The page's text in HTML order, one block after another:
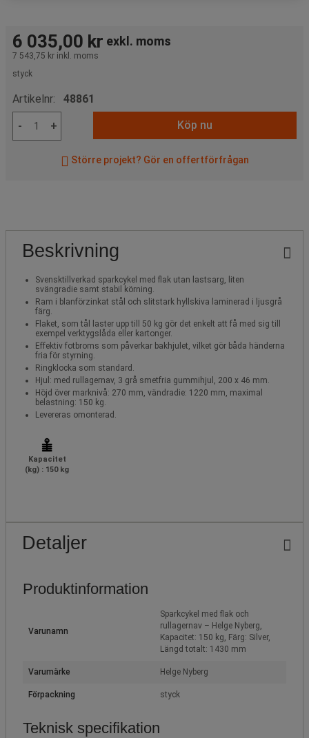
6 035,00 kr exkl. moms
7 543,75 kr inkl. moms
styck
Artikelnr: 48861
- + Köp nu
Större projekt? Gör en offertförfrågan
Beskrivning
Svensktillverkad sparkcykel med flak utan lastsarg, liten
svängradie samt stabil körning.
Ram i blanförzinkat stål och slitstark hyllskiva laminerad i ljusgrå
färg.
Flaket, som tål laster upp till 50 kg gör det enkelt att få med sig till
exempel verktygslåda eller kartonger.
Effektiv fotbroms som påverkar bakhjulet, vilket gör båda händerna
fria för styrning.
Ringklocka som standard.
Hjul: med rullagernav, 3 grå smetfria gummihjul, 200 x 46 mm.
Höjd över marknivå: 270 mm, vändradie: 1220 mm, maximal
belastning: 150 kg.
Levereras omonterad.
Kapacitet
(kg) : 150 kg
Detaljer
Produktinformation
Varunamn
Sparkcykel med flak och
rullagernav – Helge Nyberg,
Kapacitet: 150 kg, Färg: Silver,
Längd totalt: 1430 mm
Varumärke Helge Nyberg
Förpackning styck
Teknisk specifikation